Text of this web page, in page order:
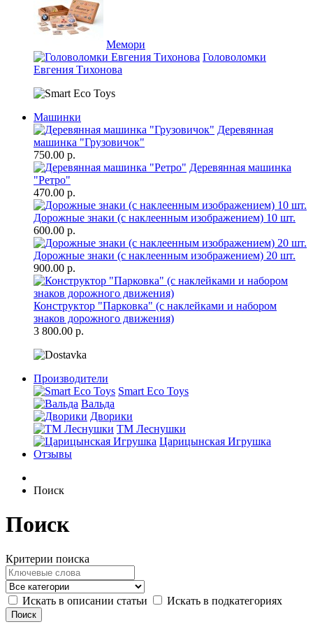
Мемори
Головоломки
Евгения Тихонова
Машинки
Деревянная
машинка "Грузовичок"
750.00 р.
Деревянная машинка
"Ретро"
470.00 р.
Дорожные знаки (с наклеенным изображением) 10 шт.
600.00 р.
Дорожные знаки (с наклеенным изображением) 20 шт.
900.00 р.
Конструктор "Парковка" (с наклейками и набором
знаков дорожного движения)
3 800.00 р.
Производители
Smart Eco Toys
Вальда
Дворики
ТМ Леснушки
Царицынская Игрушка
Отзывы
Поиск
Поиск
Критерии поиска
Искать в описании статьи Искать в подкатегориях